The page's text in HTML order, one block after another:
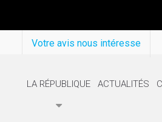
Votre avis nous intéresse
LA RÉPUBLIQUE ACTUALITÉS